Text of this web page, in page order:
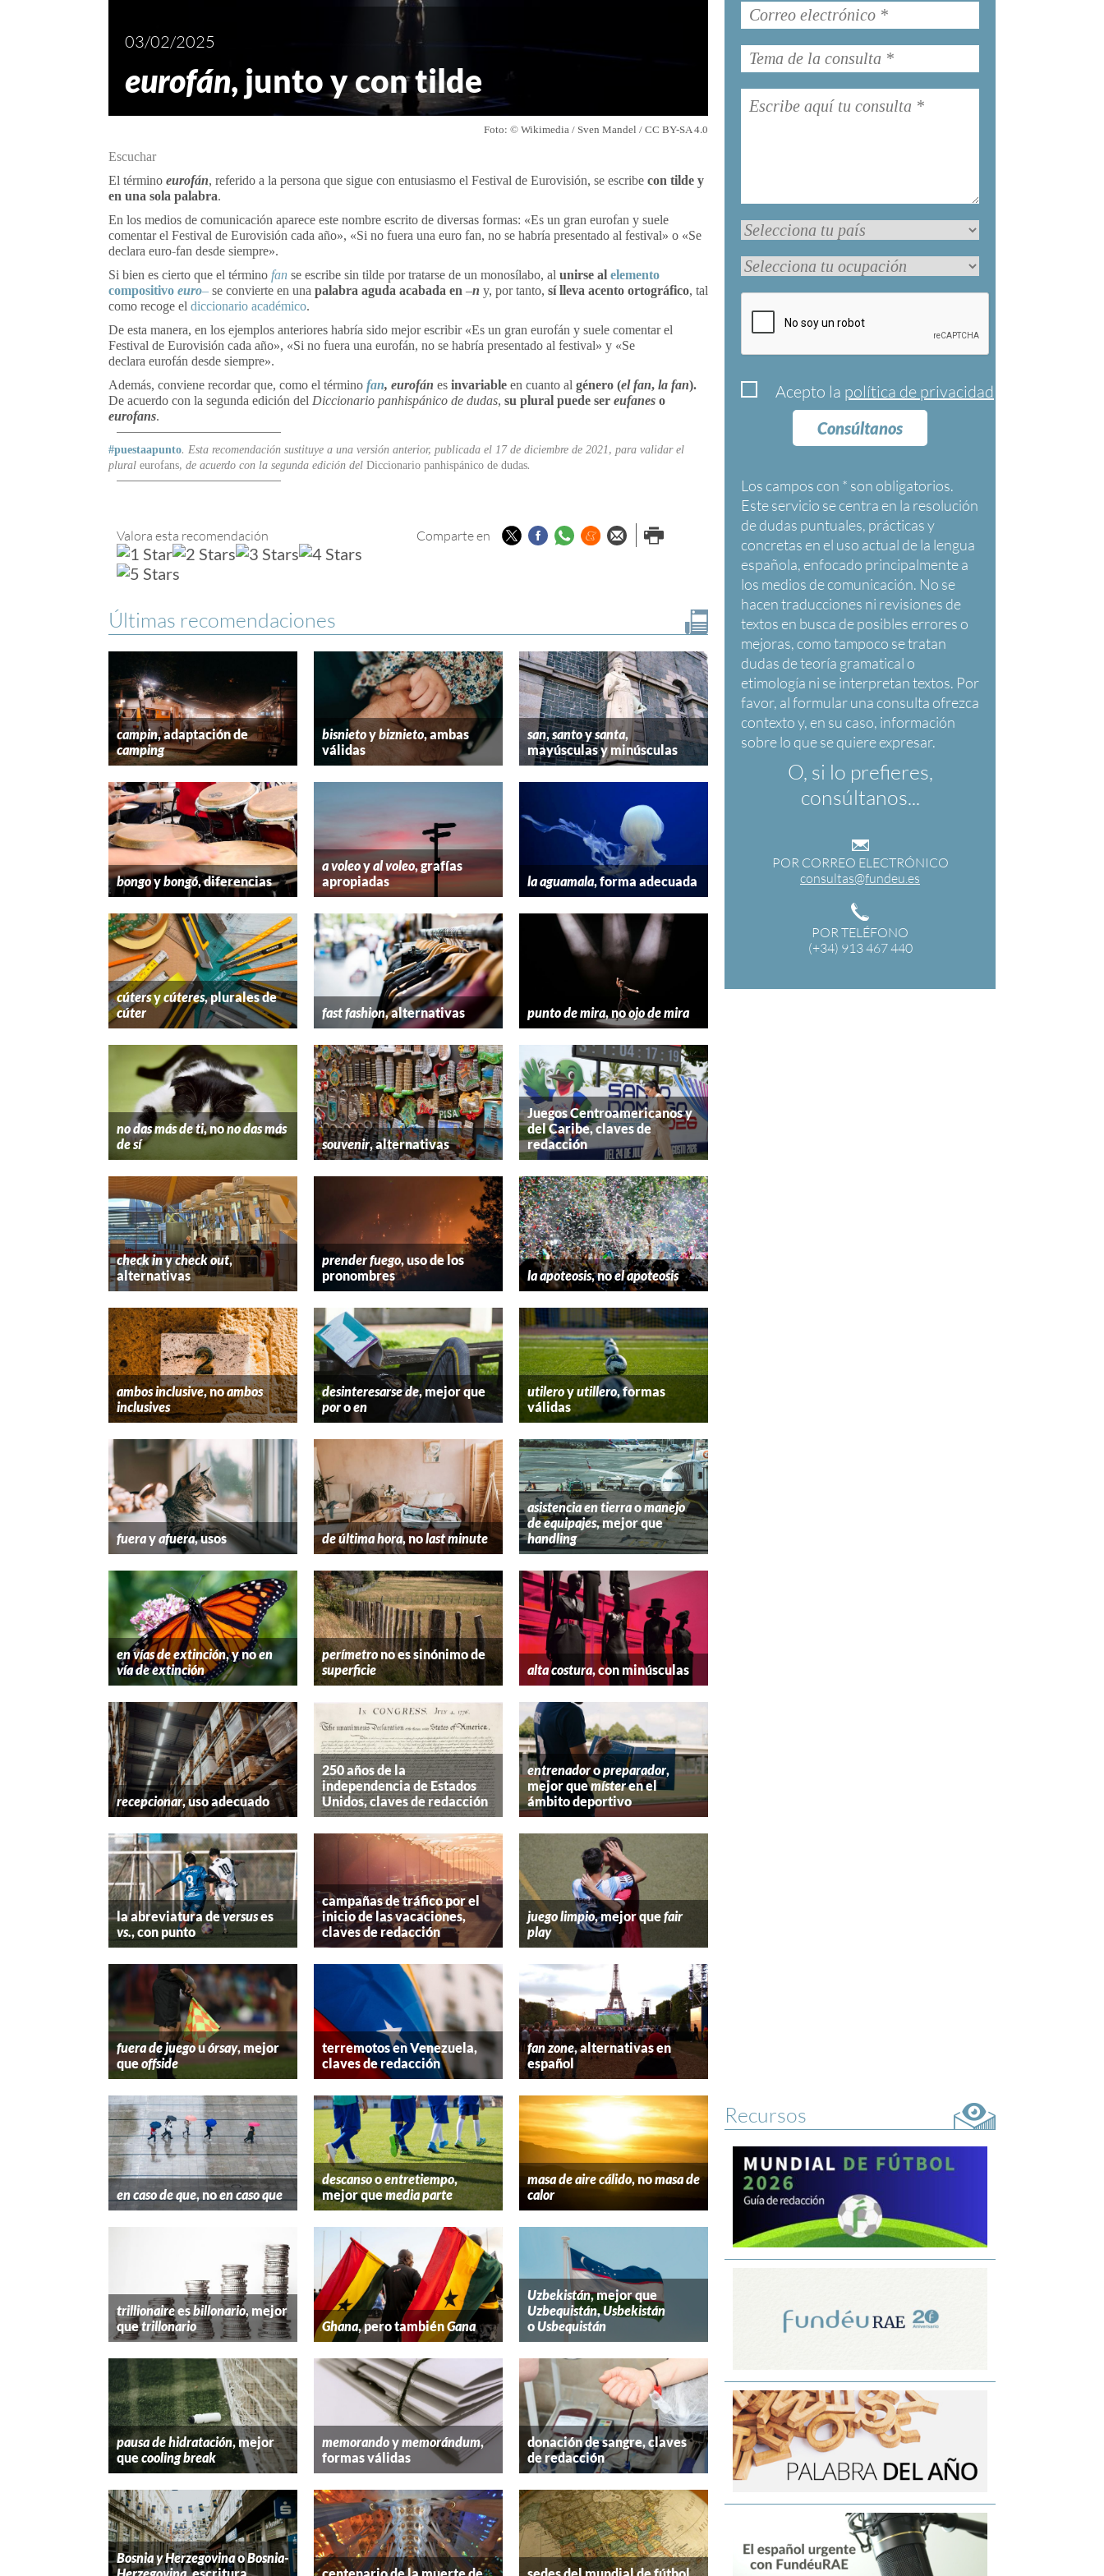
Acepto la política de privacidad
Consúltanos
Los campos con * son obligatorios
O, si lo prefieres,
consúltanos...
POR CORREO ELECTRÓNICO
consultas@fundeu.es
POR TELÉFONO
(+34) 913 467 440
03/02/2025
eurofán, junto y con tilde
Foto: © Wikimedia / Sven Mandel / CC BY-SA 4.0
Escuchar
El término eurofán, referido a la persona que sigue con entusiasmo el Festival de Eurovisión, se escribe con tilde y
en una sola palabra.
En los medios de comunicación aparece este nombre escrito de diversas formas: «Es un gran eurofan y suele
comentar el Festival de Eurovisión cada año», «Si no fuera una euro fan, no se habría presentado al festival» o «Se
declara euro-fan desde siempre».
Si bien es cierto que el término fan se escribe sin tilde por tratarse de un monosílabo, al unirse al elemento
compositivo euro– se convierte en una palabra aguda acabada en –n y, por tanto, sí lleva acento ortográfico, tal
como recoge el diccionario académico.
De esta manera, en los ejemplos anteriores habría sido mejor escribir «Es un gran eurofán y suele comentar el
Festival de Eurovisión cada año», «Si no fuera una eurofán, no se habría presentado al festival» y «Se
declara eurofán desde siempre».
Además, conviene recordar que, como el término fan, eurofán es invariable en cuanto al género (el fan, la fan).
De acuerdo con la segunda edición del Diccionario panhispánico de dudas, su plural puede ser eufanes o
eurofans.
#puestaapunto. Esta recomendación sustituye a una versión anterior, publicada el 17 de diciembre de 2021, para validar el
plural eurofans, de acuerdo con la segunda edición del Diccionario panhispánico de dudas.
Valora esta recomendación Comparte en TwitterFacebook
Whatsapp
Menéame
Enviar porImprimir
Últimas recomendaciones
campin, adaptación de
camping
bisnietoybiznieto, ambas
válidas
san,santoysanta,
mayúsculas y minúsculas
bongoybongó, diferencias
a voleoyal voleo, grafías
apropiadas
la aguamala, forma adecuada
cútersycúteres, plurales de
cúter
fast fashion, alternativas punto de mira, noojo de mira
no das más de ti, nono das más
de sí
souvenir, alternativas
Juegos Centroamericanos y
del Caribe, claves de
redacción
check inycheck out,
alternativas
prender fuego, uso de los
pronombres
la apoteosis, noel apoteosis
ambos inclusive, noambos
inclusives
desinteresarse de, mejor que
poroen
utileroyutillero, formas
válidas
fuerayafuera, usos de última hora, nolast minute
asistencia en tierraomanejo
de equipajes, mejor que
handling
en vías de extinción, y noen
vía de extinción
perímetrono es sinónimo de
superficie
alta costura, con minúsculas
recepcionar, uso adecuado
250 años de la
independencia de Estados
Unidos, claves de redacción
entrenadoropreparador,
mejor quemísteren el
ámbito deportivo
la abreviatura deversuses
vs., con punto
campañas de tráfico por el
inicio de las vacaciones,
claves de redacción
juego limpio, mejor quefair
play
fuera de juegouórsay, mejor
queoffside
terremotos en Venezuela,
claves de redacción
fan zone, alternativas en
español
en caso de que, noen caso que
descansooentretiempo,
mejor quemedia parte
masa de aire cálido, nomasa de
calor
trillionaireesbillonario, mejor
quetrillonario Ghana, pero tambiénGana
Uzbekistán, mejor que
Uzbequistán,Usbekistán
oUsbequistán
pausa de hidratación, mejor
quecooling break
memorandoymemorándum,
formas válidas
donación de sangre, claves
de redacción
Bosnia y HerzegovinaoBosnia-
Recursos